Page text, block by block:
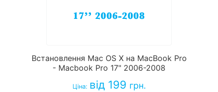
Встановлення Mac OS X на MacBook Pro
- Macbook Pro 17" 2006-2008
Ціна: від 199 грн.